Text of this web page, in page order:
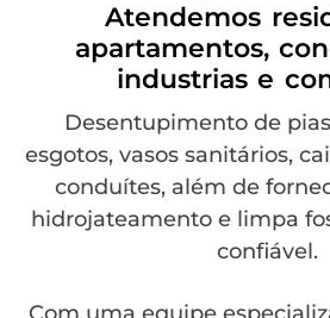
Atendemos
apartamentos,
industrias e
Desentupimento de
esgotos, vasos sanitários,
conduítes, além de
hidrojateamento e limpa
confiável.